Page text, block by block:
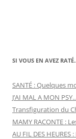
SI VOUS EN AVEZ
SANTÉ : Quelques
J’AI MAL A MON
Transfiguration du
MAMY RACONTE :
AU FIL DES HEURES